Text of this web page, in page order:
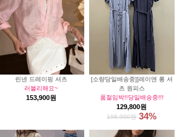
린넨 드레이핑 셔츠
러블리해요~
153,900원
[소량당일배송중]]레이앤 롱 셔
츠 원피스
품절임박!!당일배송중!!!
129,800원
196,900원 34%